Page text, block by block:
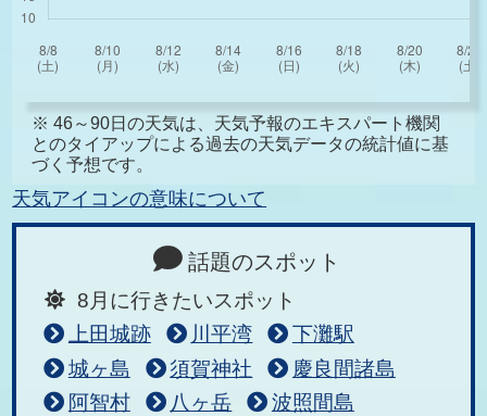
※ 46～90日の天気は、天気予報のエキスパート機関
とのタイアップによる過去の天気データの統計値に基
づく予想です。
天気アイコンの意味について
話題のスポット
8月に行きたいスポット
上田城跡
川平湾
下灘駅
城ヶ島
須賀神社
慶良間諸島
阿智村
八ヶ岳
波照間島